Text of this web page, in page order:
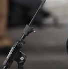
político.
Por su parte,
APLA, explicó
proceso de
diversos